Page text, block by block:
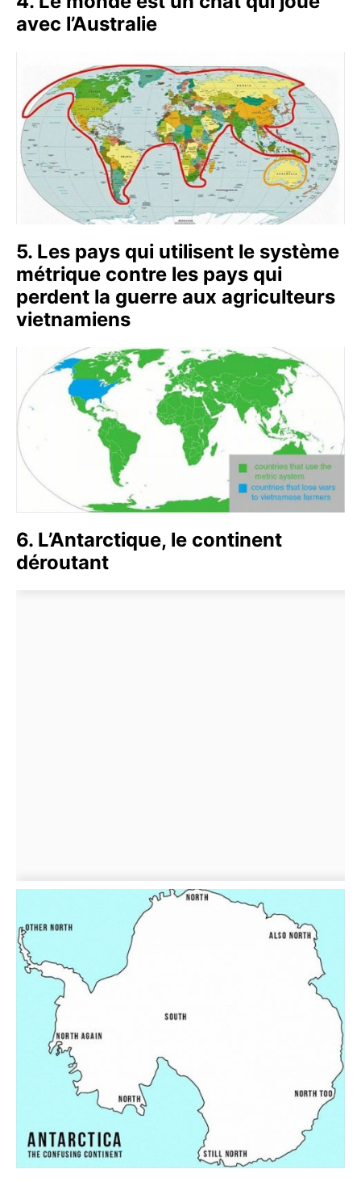
avec l’Australie
5. Les pays qui utilisent le système
métrique contre les pays qui
perdent la guerre aux agriculteurs
vietnamiens
6. L’Antarctique, le continent
déroutant